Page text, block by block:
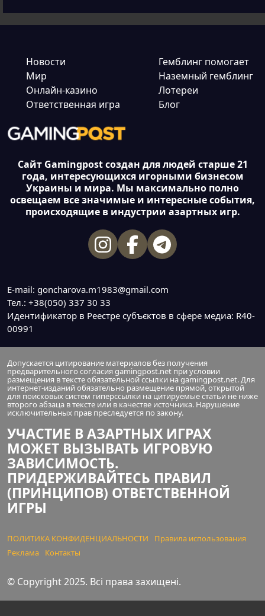
Новости
Мир
Онлайн-казино
Ответственная игра
Гемблинг помогает
Наземный гемблинг
Лотереи
Блог
Сайт Gamingpost создан для людей старше 21
года, интересующихся игорными бизнесом
Украины и мира. Мы максимально полно
освещаем все значимые и интересные события,
происходящие в индустрии азартных игр.
E-mail: goncharova.m1983@gmail.com
Тел.: +38(050) 337 30 33
Идентификатор в Реестре субъєктов в сфере медиа: R40-
00991
© Copyright 2025. Всі права захищені.
Допускается цитирование материалов без получения
предварительного согласия gamingpost.net при условии
размещения в тексте обязательной ссылки на gamingpost.net. Для
интернет-изданий обязательно размещение прямой, открытой
для поисковых систем гиперссылки на цитируемые статьи не ниже
второго абзаца в тексте или в качестве источника. Нарушение
исключительных прав преследуется по закону.
УЧАСТИЕ В АЗАРТНЫХ ИГРАХ
МОЖЕТ ВЫЗЫВАТЬ ИГРОВУЮ
ЗАВИСИМОСТЬ.
ПРИДЕРЖИВАЙТЕСЬ ПРАВИЛ
(ПРИНЦИПОВ) ОТВЕТСТВЕННОЙ
ИГРЫ
ПОЛИТИКА КОНФИДЕНЦИАЛЬНОСТИ
Правила использования
Реклама
Контакты